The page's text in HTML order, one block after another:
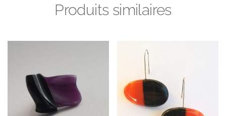
Produits similaires